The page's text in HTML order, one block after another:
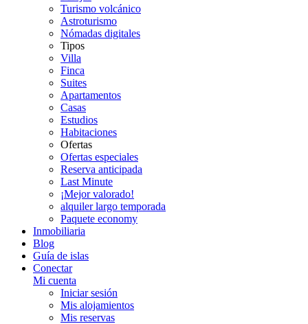
Turismo volcánico
Astroturismo
Nómadas digitales
Tipos
Villa
Finca
Suites
Apartamentos
Casas
Estudios
Habitaciones
Ofertas
Ofertas especiales
Reserva anticipada
Last Minute
¡Mejor valorado!
alquiler largo temporada
Paquete economy
Inmobiliaria
Blog
Guía de islas
Conectar
Mi cuenta
Iniciar sesión
Mis alojamientos
Mis reservas